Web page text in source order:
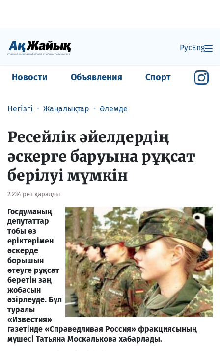
РусEng
Новости Объявления Спорт
Негізгі Жаңалықтар Әлемде
Ресейлік әйелдердің
әскерге баруына рұқсат
берілуі мүмкін
2 234 рет қаралды
Госдуманың
депутаттар
тобы өз
еріктерімен
әскерде
борышын
өтеуге рұқсат
беретін заң
жобасын
әзірлеуде. Бұл
туралы
«Известия»
газетінде «Справедливая Россия» фракциясының
мүшесі Татьяна Москалькова хабарлады.